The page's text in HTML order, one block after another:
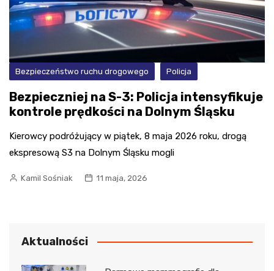
Bezpieczeństwo ruchu drogowego Policja
Bezpieczniej na S-3: Policja intensyfikuje
kontrole prędkości na Dolnym Śląsku
Kierowcy podróżujący w piątek, 8 maja 2026 roku, drogą
ekspresową S3 na Dolnym Śląsku mogli
Kamil Sośniak 11 maja, 2026
Aktualności